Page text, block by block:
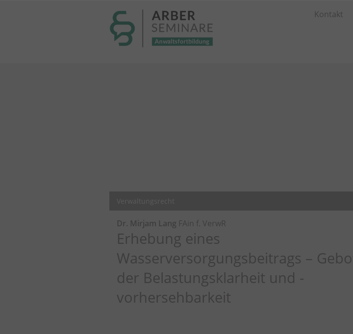
Kontakt
Verwaltungsrecht
Dr. Mirjam Lang FAin f. VerwR
Erhebung eines
Wasserversorgungsbeitrags –
der Belastungsklarheit und -
vorhersehbarkeit